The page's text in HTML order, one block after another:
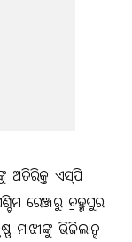
ଅତିରିକ୍ତ ଏସ୍‌ପି
ରେଞ୍ଜରୁ ବ୍ରହ୍ମପୁର
ଭିଜିଲାନ୍ସ